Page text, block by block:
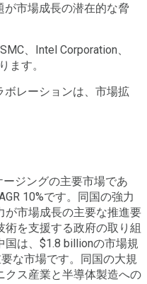
市場成長の潜在的な脅
、Intel Corporation、
ます。
レーションは、市場拡
ジングの主要市場であ
10%です。同国の強力
が市場成長の主要な推進要
を支援する政府の取り組
は、$1.8 billionの市場規
な市場です。同国の大規
クス産業と半導体製造への